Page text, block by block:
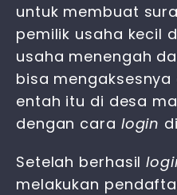
untuk membuat
pemilik usaha kecil
usaha menengah
bisa
entah itu di desa
dengan cara login
Setelah berhasil
melakukan